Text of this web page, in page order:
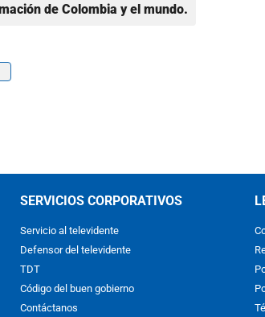
de Colombia y el mundo.
SERVICIOS CORPORATIVOS
Servicio al televidente
Defensor del televidente
TDT
Código del buen gobierno
Contáctanos